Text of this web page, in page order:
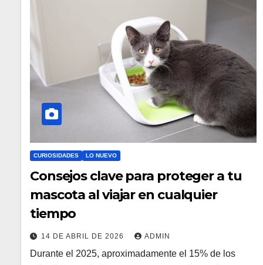
CURIOSIDADES LO NUEVO
Consejos clave para proteger a tu
mascota al viajar en cualquier
tiempo
14 DE ABRIL DE 2026 ADMIN
Durante el 2025, aproximadamente el 15% de los